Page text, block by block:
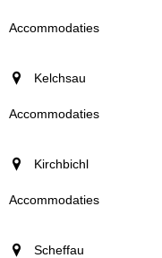
Kelchsau
Kirchbichl
Scheffau